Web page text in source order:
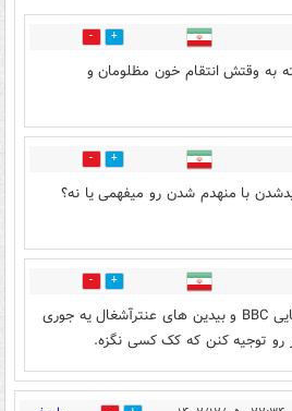
0
به وقتش انتقام خون مظلومان و
0
با منهدم شدن رو میفهمی یا نه؟
0
حروم لقمه های بهایی BBC و بیدین های عنترآشغال یه جوری